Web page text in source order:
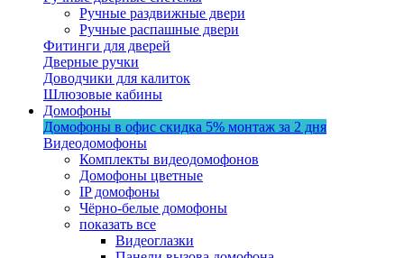
Ручные раздвижные двери
Ручные распашные двери
Фитинги для дверей
Дверные ручки
Доводчики для калиток
Шлюзовые кабины
Домофоны
Домофоны в офис скидка 5% монтаж за 2 дня
Видеодомофоны
Комплекты видеодомофонов
Домофоны цветные
IP домофоны
Чёрно-белые домофоны
показать все
Видеоглазки